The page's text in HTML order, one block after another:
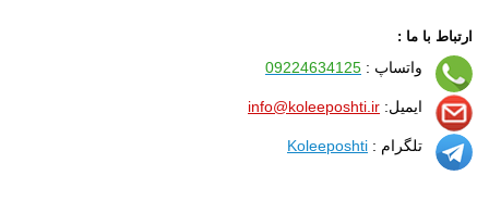
ارتباط با ما :
واتساپ : 09224634125
ایمیل: info@koleeposhti.ir
تلگرام : Koleeposhti